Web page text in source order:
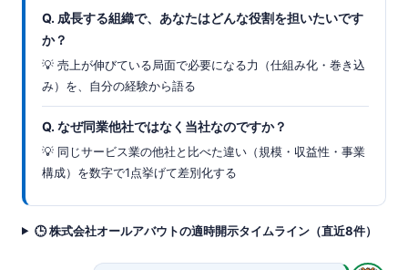
Q. 成長する組織で、あなたはどんな役割を担いたいです
か？
💡 売上が伸びている局面で必要になる力（仕組み化・巻き込
み）を、自分の経験から語る
Q. なぜ同業他社ではなく当社なのですか？
💡 同じサービス業の他社と比べた違い（規模・収益性・事業
構成）を数字で1点挙げて差別化する
🕒 株式会社オールアバウトの適時開示タイムライン（直近8件）